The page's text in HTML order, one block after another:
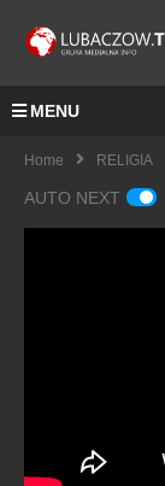
MENU
Home RELIGIA
AUTO NEXT